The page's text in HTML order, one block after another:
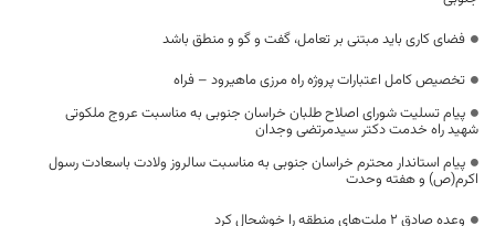
فضای کاری باید مبتنی بر تعامل، گفت و گو و منطق باشد
تخصیص کامل اعتبارات پروژه راه مرزی ماهیرود – فراه
پیام تسلیت شورای اصلاح طلبان خراسان جنوبی به مناسبت عروج ملکوتی
شهید راه خدمت دکتر سیدمرتضی وجدان
پیام استاندار محترم خراسان جنوبی به مناسبت سالروز ولادت باسعادت رسول
اکرم(ص) و هفته وحدت
وعده صادق ۲ ملت‌های منطقه را خوشحال کرد